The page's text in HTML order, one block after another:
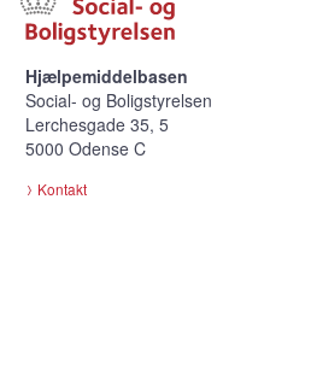
Hjælpemiddelbasen
Social- og Boligstyrelsen
Lerchesgade 35, 5
5000 Odense C
Kontakt